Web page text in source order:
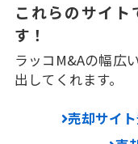
これらのサイト
す！
ラッコM&Aの幅広
出してくれます。
売却サイ